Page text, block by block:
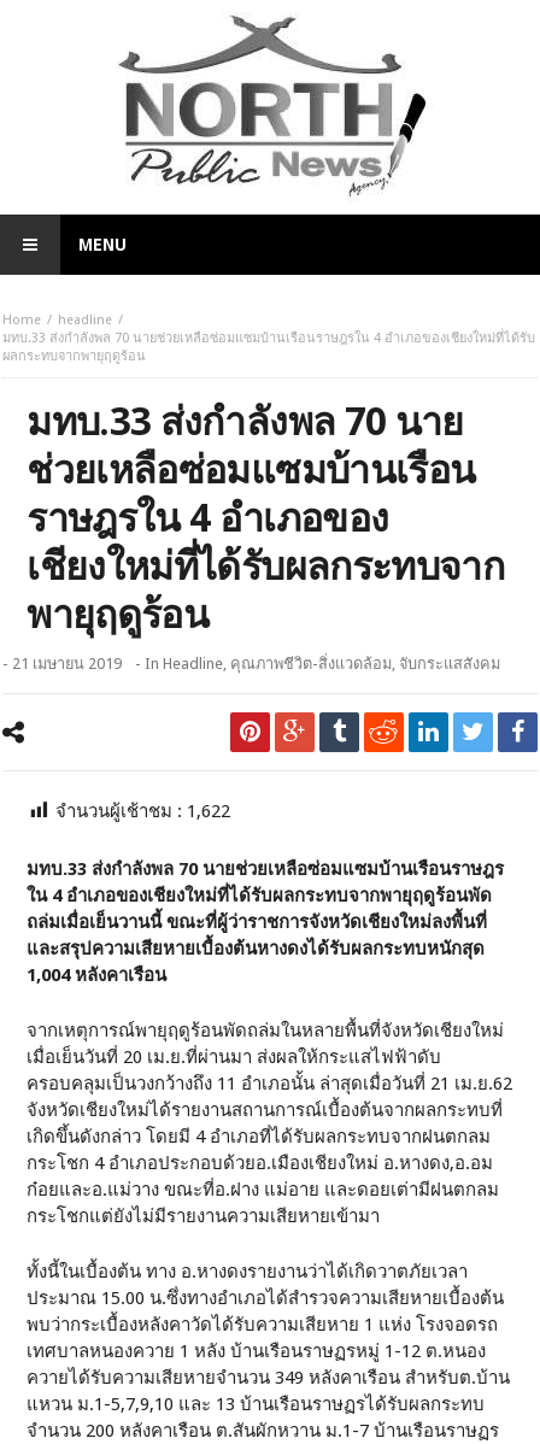
MENU
Home
headline
มทบ.33 ส่งกำลังพล 70 นายช่วยเหลือซ่อมแซมบ้านเรือนราษฎรใน 4 อำเภอของเชียงใหม่ที่ได้รับ
ผลกระทบจากพายุฤดูร้อน
มทบ.33 ส่งกำลังพล 70 นาย
ช่วยเหลือซ่อมแซมบ้านเรือน
ราษฎรใน 4 อำเภอของ
เชียงใหม่ที่ได้รับผลกระทบจาก
พายุฤดูร้อน
- 21 เมษายน 2019 - InHeadline, คุณภาพชีวิต-สิ่งแวดล้อม, จับกระแสสังคม
จำนวนผู้เช้าชม : 1,622
มทบ.33 ส่งกำลังพล 70 นายช่วยเหลือซ่อมแซมบ้านเรือนราษฎร
ใน 4 อำเภอของเชียงใหม่ที่ได้รับผลกระทบจากพายุฤดูร้อนพัด
ถล่มเมื่อเย็นวานนี้ ขณะที่ผู้ว่าราชการจังหวัดเชียงใหม่ลงพื้นที่
และสรุปความเสียหายเบื้องต้นหางดงได้รับผลกระทบหนักสุด
1,004 หลังคาเรือน
จากเหตุการณ์พายุฤดูร้อนพัดถล่มในหลายพื้นที่จังหวัดเชียงใหม่
เมื่อเย็นวันที่ 20 เม.ย.ที่ผ่านมา ส่งผลให้กระแสไฟฟ้าดับ
ครอบคลุมเป็นวงกว้างถึง 11 อำเภอนั้น ล่าสุดเมื่อวันที่ 21 เม.ย.62
จังหวัดเชียงใหม่ได้รายงานสถานการณ์เบื้องต้นจากผลกระทบที่
เกิดขึ้นดังกล่าว โดยมี 4 อำเภอที่ได้รับผลกระทบจากฝนตกลม
กระโชก 4 อำเภอประกอบด้วยอ.เมืองเชียงใหม่ อ.หางดง,อ.อม
ก๋อยและอ.แม่วาง ขณะที่อ.ฝาง แม่อาย และดอยเต่ามีฝนตกลม
กระโชกแต่ยังไม่มีรายงานความเสียหายเข้ามา
ทั้งนี้ในเบื้องต้น ทาง อ.หางดงรายงานว่าได้เกิดวาตภัยเวลา
ประมาณ 15.00 น.ซึ่งทางอำเภอได้สำรวจความเสียหายเบื้องต้น
พบว่ากระเบื้องหลังคาวัดได้รับความเสียหาย 1 แห่ง โรงจอดรถ
เทศบาลหนองควาย 1 หลัง บ้านเรือนราษฏรหมู่ 1-12 ต.หนอง
ควายได้รับความเสียหายจำนวน 349 หลังคาเรือน สำหรับต.บ้าน
แหวน ม.1-5,7,9,10 และ 13 บ้านเรือนราษฏรได้รับผลกระทบ
จำนวน 200 หลังคาเรือน ต.สันผักหวาน ม.1-7 บ้านเรือนราษฏร